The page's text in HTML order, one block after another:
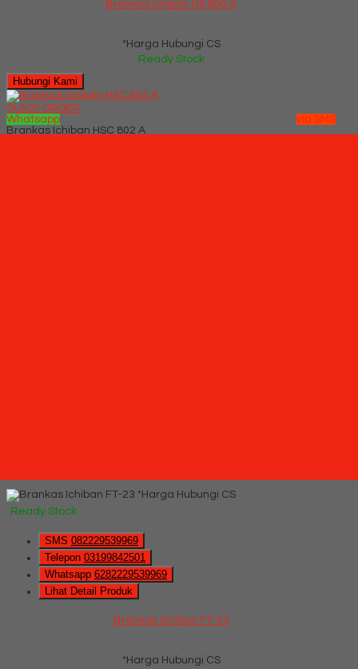
Brankas Ichiban HS 808 A
*Harga Hubungi CS
Ready Stock
Hubungi Kami
QUICK ORDER
Whatsapp
via SMS
Brankas Ichiban HSC 802 A
*Harga Hubungi CS
Ready Stock
SMS 082229539969
Telepon 03199842501
Whatsapp 6282229539969
Lihat Detail Produk
Brankas Ichiban FT-23
*Harga Hubungi CS